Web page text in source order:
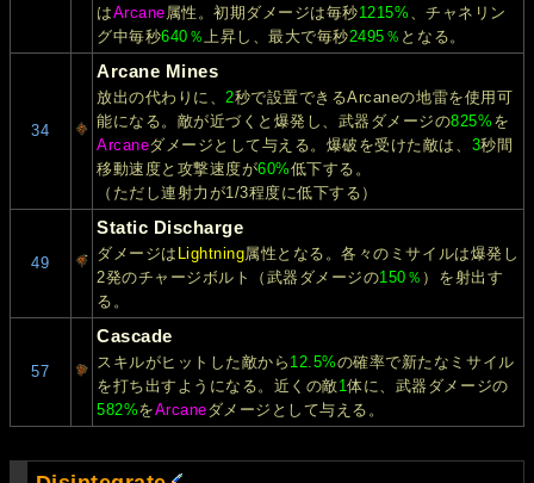
はArcane属性。初期ダメージは毎秒1215% 、チャネリン
グ中毎秒640％上昇し、最大で毎秒2495％ となる。
34
Arcane Mines
放出の代わりに、2秒で設置できるArcaneの地雷を使用可
能になる。敵が近づくと爆発し、武器ダメージの825% を
Arcaneダメージとして与える。爆破を受けた敵は、 3秒間
移動速度と攻撃速度が60%低下する。
（ただし連射力が1/3程度に低下する）
49
Static Discharge
ダメージは Lightning属性となる。各々のミサイルは爆発し
2発のチャージボルト（武器ダメージの150％ ）を射出す
る。
57
Cascade
スキルがヒットした敵から 12.5%の確率で新たなミサイル
を打ち出すようになる。近くの敵1体に、武器ダメージの
582%をArcaneダメージとして与える。